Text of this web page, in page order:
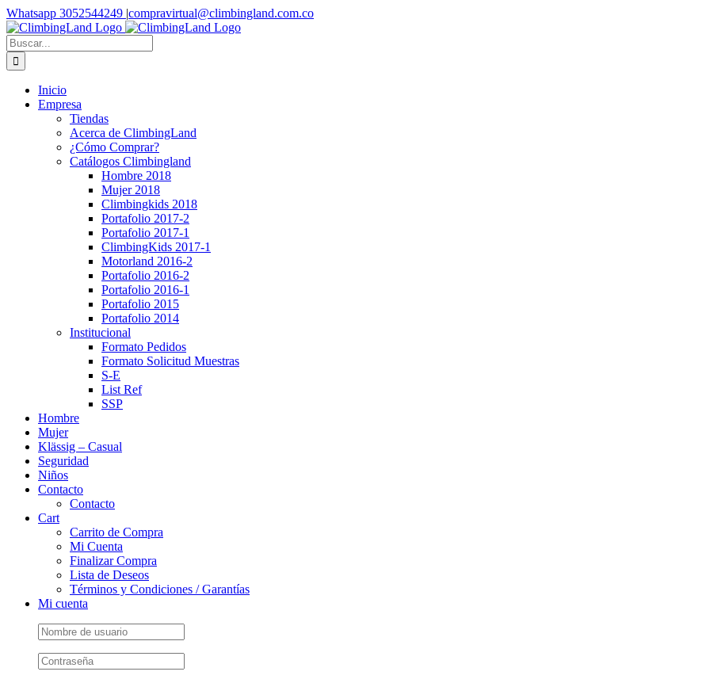
Saltar
al
contenido
Facebook
Instagram
YouTube
WhatsApp
Whatsapp 3052544249 |compravirtual@climbingland.com.co
Buscar:
Inicio
Empresa
Tiendas
Acerca de ClimbingLand
¿Cómo Comprar?
Catálogos Climbingland
Hombre 2018
Mujer 2018
Climbingkids 2018
Portafolio 2017-2
Portafolio 2017-1
ClimbingKids 2017-1
Motorland 2016-2
Portafolio 2016-2
Portafolio 2016-1
Portafolio 2015
Portafolio 2014
Institucional
Formato Pedidos
Formato Solicitud Muestras
S-E
List Ref
SSP
Hombre
Mujer
Klässig – Casual
Seguridad
Niños
Contacto
Contacto
Cart
Carrito de Compra
Mi Cuenta
Finalizar Compra
Lista de Deseos
Términos y Condiciones / Garantías
Mi cuenta